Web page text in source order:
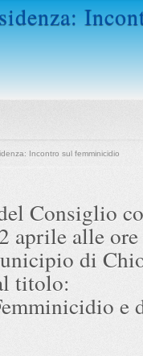
Incontro sul femminicidio
Consiglio
aprile alle
di
titolo:
e